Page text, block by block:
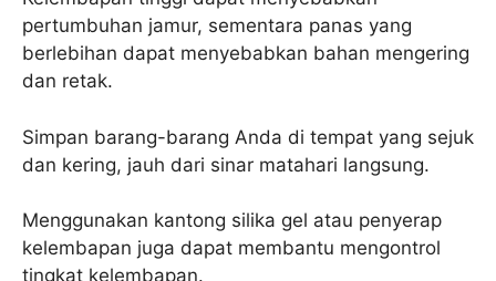
pertumbuhan jamur, sementara panas yang
berlebihan dapat menyebabkan bahan mengering
dan retak.
Simpan barang-barang Anda di tempat yang sejuk
dan kering, jauh dari sinar matahari langsung.
Menggunakan kantong silika gel atau penyerap
kelembapan juga dapat membantu mengontrol
tingkat kelembapan.